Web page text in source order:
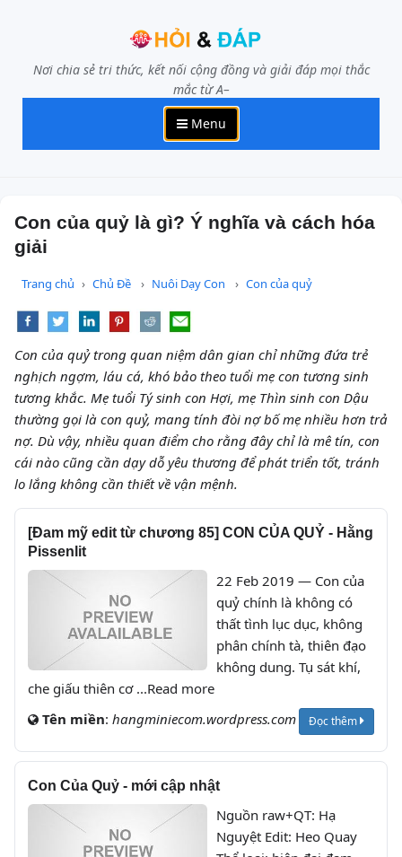
Nơi chia sẻ tri thức, kết nối cộng đồng và giải đáp mọi thắc
mắc từ A–
Menu
Con của quỷ là gì? Ý nghĩa và cách hóa
giải
Trang chủ Chủ Đề Nuôi Dạy Con Con của quỷ
Con của quỷ trong quan niệm dân gian chỉ những đứa trẻ
nghịch ngợm, láu cá, khó bảo theo tuổi mẹ con tương sinh
tương khắc. Mẹ tuổi Tý sinh con Hợi, mẹ Thìn sinh con Dậu
thường gọi là con quỷ, mang tính đòi nợ bố mẹ nhiều hơn trả
nợ. Dù vậy, nhiều quan điểm cho rằng đây chỉ là mê tín, con
cái nào cũng cần dạy dỗ yêu thương để phát triển tốt, tránh
lo lắng không cần thiết về vận mệnh.
[Đam mỹ edit từ chương 85] CON CỦA QUỶ - Hằng
Pissenlit
22 Feb 2019 — Con của
quỷ chính là không có
thất tình lục dục, không
phân chính tà, thiên đạo
không dung. Tụ sát khí,
che giấu thiên cơ ...Read more
Tên miền: hangminiecom.wordpress.com Đọc thêm
Con Của Quỷ - mới cập nhật
Nguồn raw+QT: Hạ
Nguyệt Edit: Heo Quay